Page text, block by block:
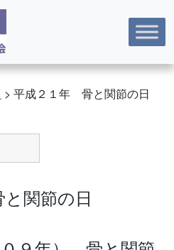
> 平成２１年 骨と関節の日
関節の日